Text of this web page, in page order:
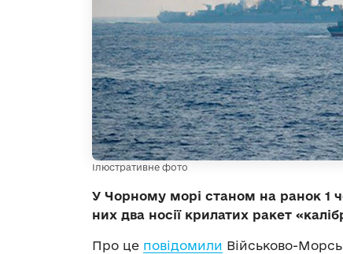
Ілюстративне фото
У Чорному морі станом на ранок 1
них два носії крилатих ракет
Про це повідомили Військово-